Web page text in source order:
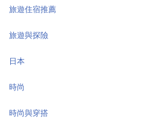
旅遊住宿推薦
旅遊與探險
日本
時尚
時尚與穿搭